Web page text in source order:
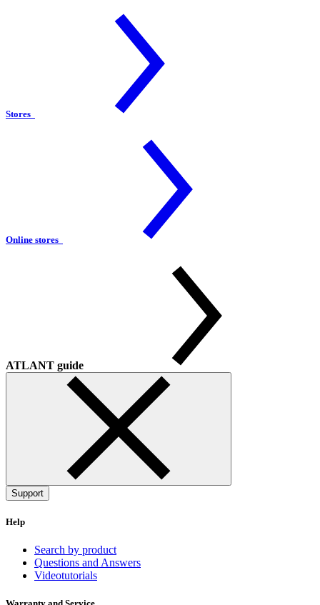
Stores
Online stores
ATLANT guide
Support
Help
Search by product
Questions and Answers
Videotutorials